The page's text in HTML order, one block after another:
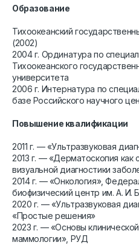
Образование
Тихоокеанский
(2002)
2004 г. Ординатура по
Тихоокеанского
университета
2006 г. Интернатура по
базе Российского научного
Повышение квалификации
2011 г. — «Ультразвуковая
2013 г. — «Дерматоскопия
визуальной диагностики
2014 г. — «Онкология»,
биофизический центр им. А. И.
2020 г. — «Ультразвуковая
«Простые решения»
2023 г. — «Основы
маммологии», РУД